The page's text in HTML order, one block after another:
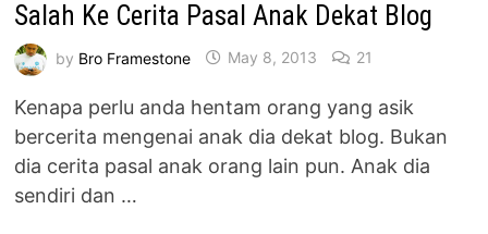
Salah Ke Cerita Pasal Anak Dekat Blog
by Bro Framestone May 8, 2013 21
Kenapa perlu anda hentam orang yang asik
bercerita mengenai anak dia dekat blog. Bukan
dia cerita pasal anak orang lain pun. Anak dia
sendiri dan …